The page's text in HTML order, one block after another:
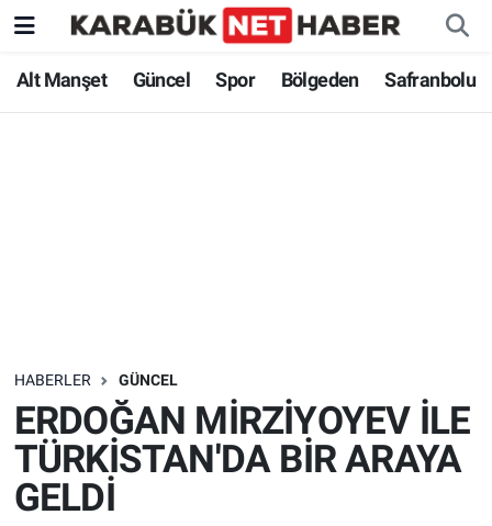
Alt Manşet Güncel Spor Bölgeden Safranbolu
HABERLER GÜNCEL
ERDOĞAN MİRZİYOYEV İLE
TÜRKİSTAN'DA BİR ARAYA
GELDİ